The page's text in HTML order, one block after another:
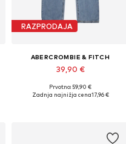
RAZPRODAJA
ABERCROMBIE & FITCH
39,90 €
Na voljo v različnih velikostih
Prvotno: 59,90 €
Zadnja najnižja cena17,96 €